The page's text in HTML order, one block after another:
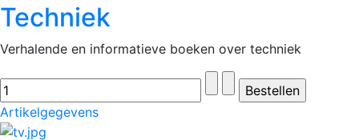
Techniek
Verhalende en informatieve boeken over techniek
Artikelgegevens